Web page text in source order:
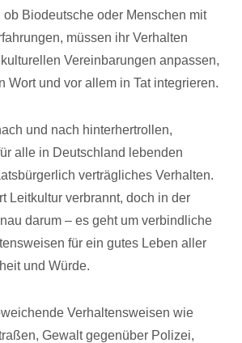
ob Biodeutsche oder Menschen mit
müssen ihr Verhalten
Vereinbarungen anpassen,
Wort und vor allem in Tat integrieren.
und nach hinterhertrollen,
alle in Deutschland lebenden
verträgliches Verhalten.
Leitkultur verbrannt, doch in der
darum – es geht um verbindliche
für ein gutes Leben aller
und Würde.
Verhaltensweisen wie
Gewalt gegenüber Polizei,